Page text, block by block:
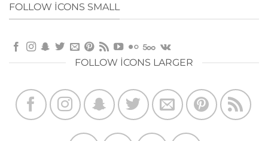
FOLLOW ICONS SMALL
FOLLOW ICONS LARGER